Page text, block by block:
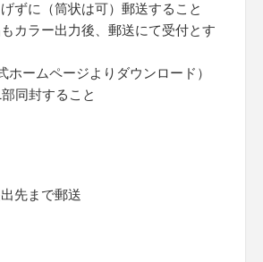
ずに（筒状は可）郵送すること
カラー出力後、郵送にて受付とす
ホームページよりダウンロード）
同封すること
先まで郵送